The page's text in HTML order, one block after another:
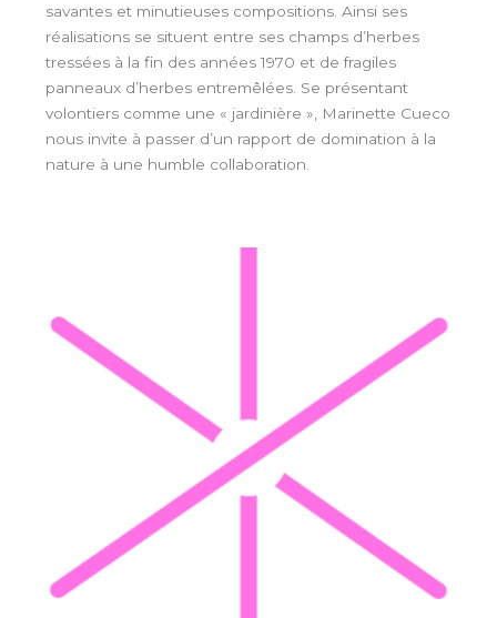
savantes et minutieuses compositions. Ainsi ses
réalisations se situent entre ses champs d’herbes
tressées à la fin des années 1970 et de fragiles
panneaux d’herbes entremêlées. Se présentant
volontiers comme une « jardinière », Marinette Cueco
nous invite à passer d’un rapport de domination à la
nature à une humble collaboration.